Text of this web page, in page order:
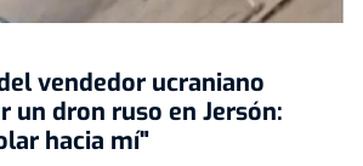
vendedor ucraniano
un dron ruso en Jersón:
hacia mí"